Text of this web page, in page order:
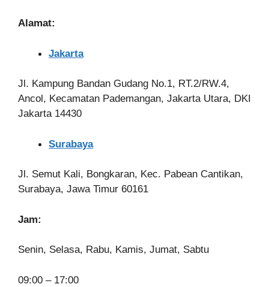
Alamat:
Jakarta
Jl. Kampung Bandan Gudang No.1, RT.2/RW.4,
Ancol, Kecamatan Pademangan, Jakarta Utara, DKI
Jakarta 14430
Surabaya
Jl. Semut Kali, Bongkaran, Kec. Pabean Cantikan,
Surabaya, Jawa Timur 60161
Jam:
Senin, Selasa, Rabu, Kamis, Jumat, Sabtu
09:00 – 17:00